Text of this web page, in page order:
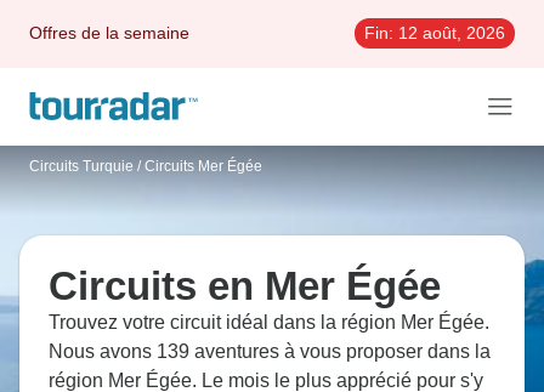
Offres de la semaine Fin: 12 août, 2026
Circuits Turquie / Circuits Mer Égée
Circuits en Mer Égée
Trouvez votre circuit idéal dans la région Mer Égée.
Nous avons 139 aventures à vous proposer dans la
région Mer Égée. Le mois le plus apprécié pour s'y